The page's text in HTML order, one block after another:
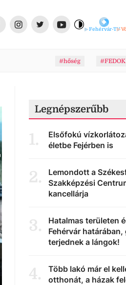
Fehérvár-TV
#hőség #FEDOK
Legnépszerűbb
1.
Elsőfokú
életbe Fejérben is
2.
Lemondott a
Szakképzési
kancellárja
3.
Hatalmas területen
Fehérvár határában,
terjednek a lángok!
4.
Több lakó már el
otthonát, a házak